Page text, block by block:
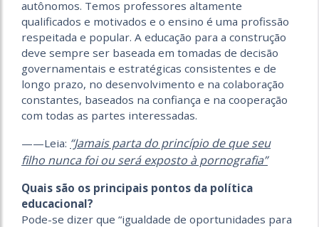
autônomos. Temos professores altamente
qualificados e motivados e o ensino é uma profissão
respeitada e popular. A educação para a construção
deve sempre ser baseada em tomadas de decisão
governamentais e estratégicas consistentes e de
longo prazo, no desenvolvimento e na colaboração
constantes, baseados na confiança e na cooperação
com todas as partes interessadas.
——Leia: “Jamais parta do princípio de que seu
filho nunca foi ou será exposto à pornografia”
Quais são os principais pontos da política
educacional?
Pode-se dizer que “igualdade de oportunidades para